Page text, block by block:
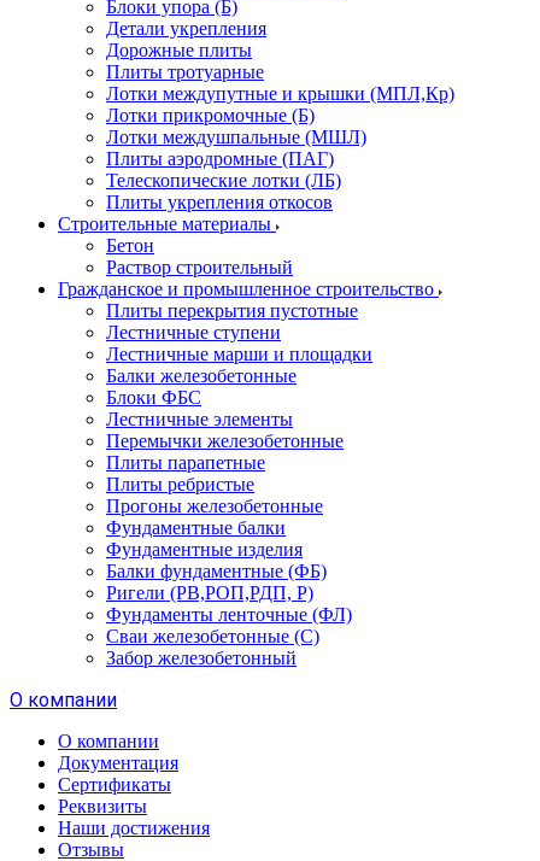
Блоки упора (Б)
Детали укрепления
Дорожные плиты
Плиты тротуарные
Лотки междупутные и крышки (МПЛ,Кр)
Лотки прикромочные (Б)
Лотки междушпальные (МШЛ)
Плиты аэродромные (ПАГ)
Телескопические лотки (ЛБ)
Плиты укрепления откосов
Строительные материалы
Бетон
Раствор строительный
Гражданское и промышленное строительство
Плиты перекрытия пустотные
Лестничные ступени
Лестничные марши и площадки
Балки железобетонные
Блоки ФБС
Лестничные элементы
Перемычки железобетонные
Плиты парапетные
Плиты ребристые
Прогоны железобетонные
Фундаментные балки
Фундаментные изделия
Балки фундаментные (ФБ)
Ригели (РВ,РОП,РДП, Р)
Фундаменты ленточные (ФЛ)
Сваи железобетонные (С)
Забор железобетонный
О компании
О компании
Документация
Сертификаты
Реквизиты
Наши достижения
Отзывы